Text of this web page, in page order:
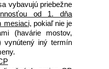
vybavujú priebežne
od 1. dňa
mesiaci, pokiaľ nie je
(havárie mostov,
vynútený iný termín